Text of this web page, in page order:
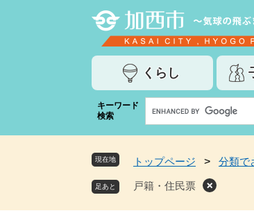
くらし
キーワード
検索
o
l
カ
現在地 トップページ > 分類で
戸籍・住民票